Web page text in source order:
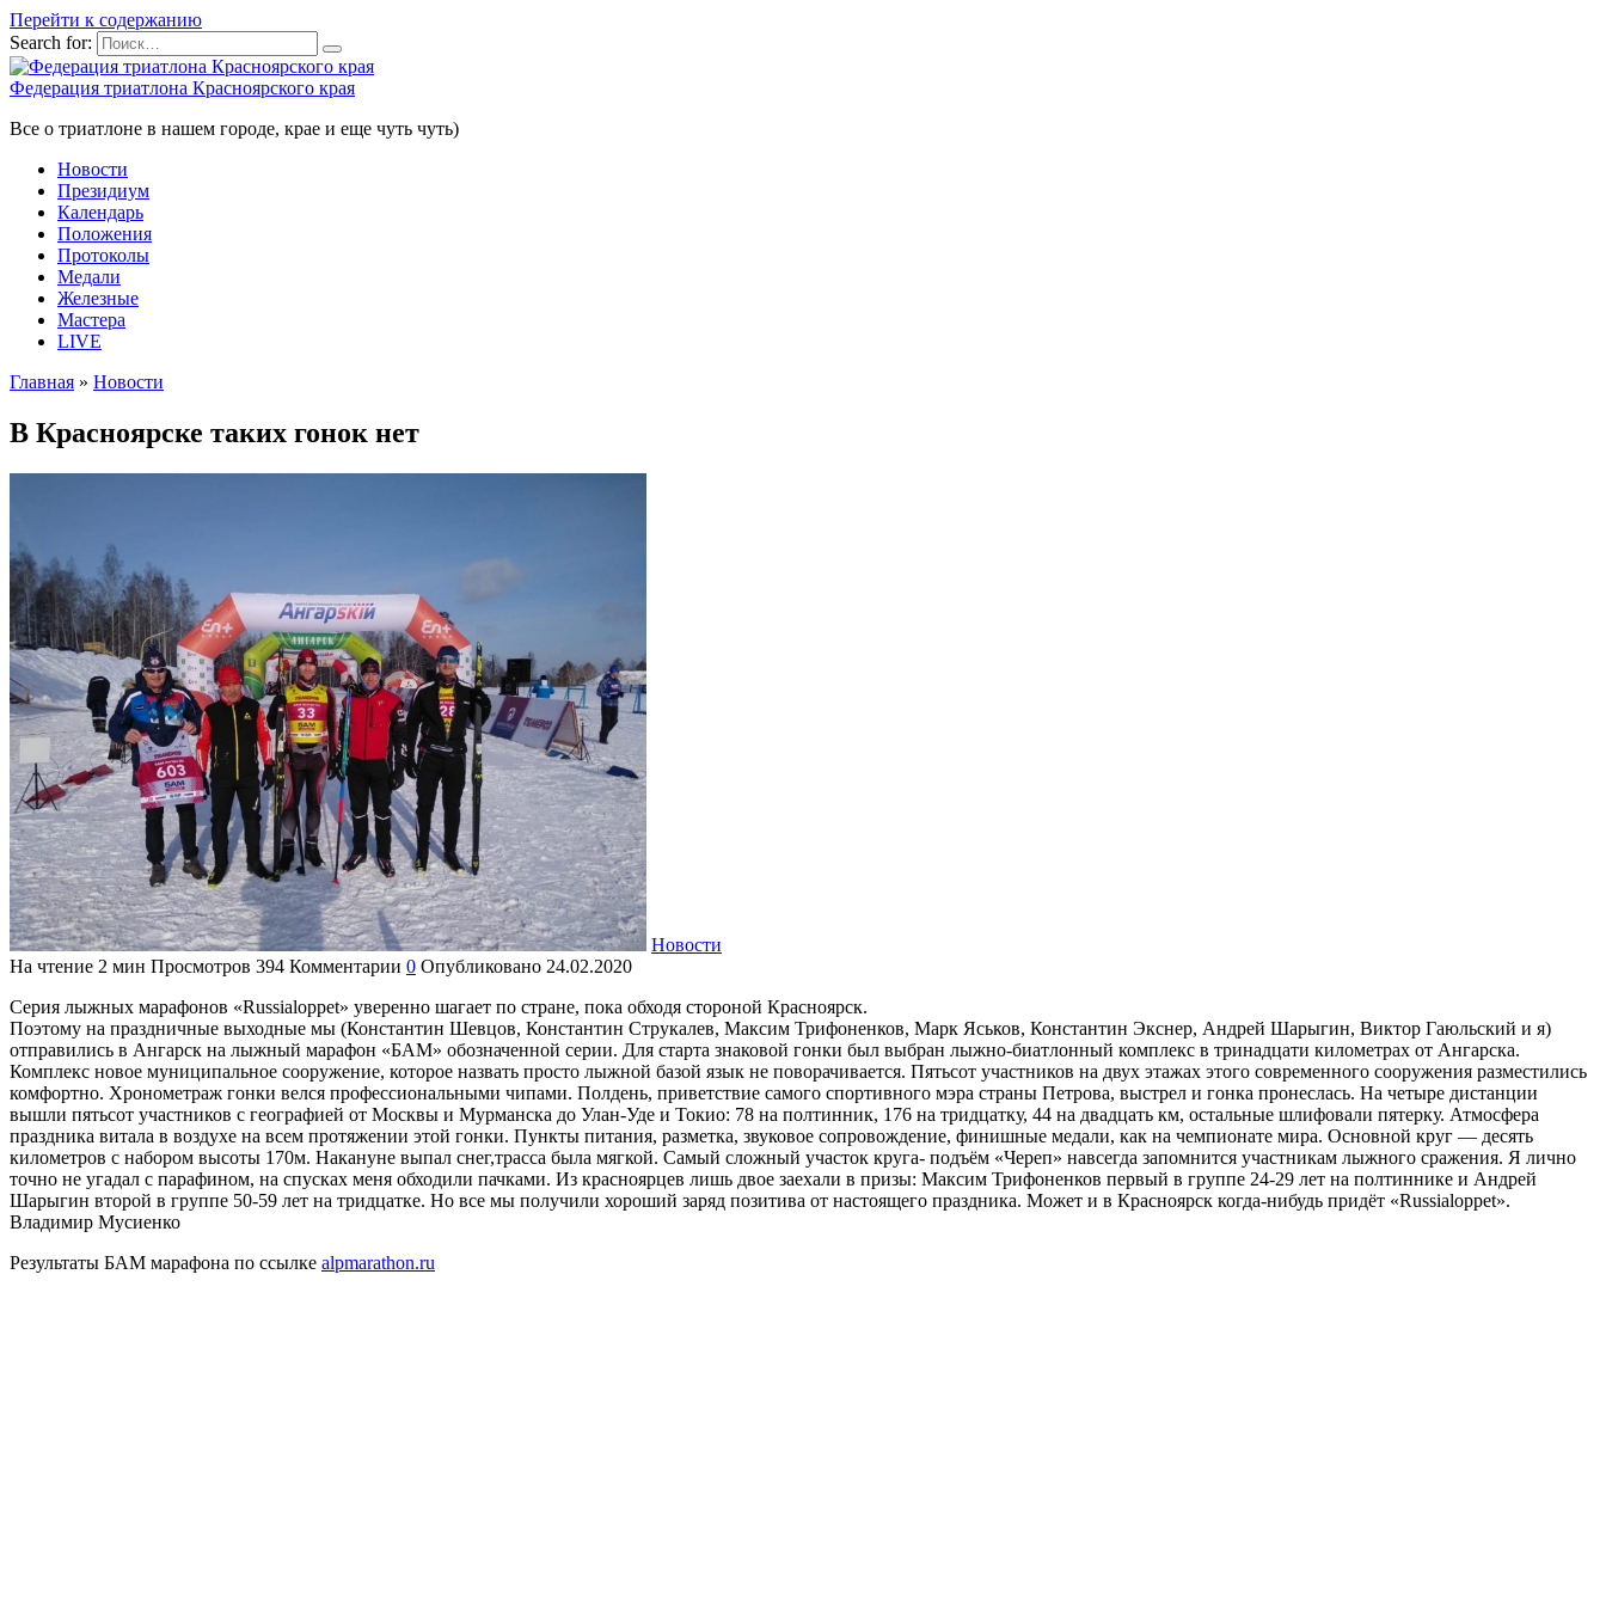
Перейти к содержанию
Search for:
Федерация триатлона Красноярского края
Все о триатлоне в нашем городе, крае и еще чуть чуть)
Новости
Президиум
Календарь
Положения
Протоколы
Медали
Железные
Мастера
LIVE
Главная » Новости
В Красноярске таких гонок нет
Новости
На чтение 2 мин Просмотров 394 Комментарии 0 Опубликовано 24.02.2020
Серия лыжных марафонов «Russialoppet» уверенно шагает по стране, пока обходя стороной Красноярск.
Поэтому на праздничные выходные мы (Константин Шевцов, Константин Струкалев, Максим Трифоненков, Марк Яськов, Константин Экснер, Андрей Шарыгин, Виктор Гаюльский и я)
отправились в Ангарск на лыжный марафон «БАМ» обозначенной серии. Для старта знаковой гонки был выбран лыжно-биатлонный комплекс в тринадцати километрах от Ангарска.
Комплекс новое муниципальное сооружение, которое назвать просто лыжной базой язык не поворачивается. Пятьсот участников на двух этажах этого современного сооружения разместились
комфортно. Хронометраж гонки велся профессиональными чипами. Полдень, приветствие самого спортивного мэра страны Петрова, выстрел и гонка пронеслась. На четыре дистанции
вышли пятьсот участников с географией от Москвы и Мурманска до Улан-Уде и Токио: 78 на полтинник, 176 на тридцатку, 44 на двадцать км, остальные шлифовали пятерку. Атмосфера
праздника витала в воздухе на всем протяжении этой гонки. Пункты питания, разметка, звуковое сопровождение, финишные медали, как на чемпионате мира. Основной круг — десять
километров с набором высоты 170м. Накануне выпал снег,трасса была мягкой. Самый сложный участок круга- подъём «Череп» навсегда запомнится участникам лыжного сражения. Я лично
точно не угадал с парафином, на спусках меня обходили пачками. Из красноярцев лишь двое заехали в призы: Максим Трифоненков первый в группе 24-29 лет на полтиннике и Андрей
Шарыгин второй в группе 50-59 лет на тридцатке. Но все мы получили хороший заряд позитива от настоящего праздника. Может и в Красноярск когда-нибудь придёт «Russialoppet».
Владимир Мусиенко
Результаты БАМ марафона по ссылке alpmarathon.ru